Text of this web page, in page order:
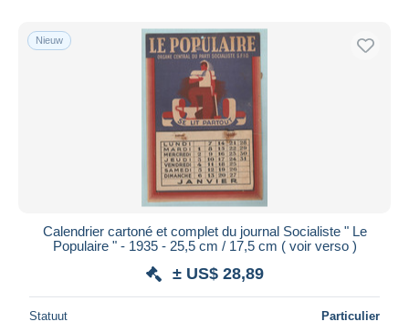
Gratis levering
Bankoverschrijving
Mastercard
Bancontact
Maestro
Woonplaats van de verkoper
Nieuw
Calendrier cartoné et complet du journal Socialiste " Le
Populaire " - 1935 - 25,5 cm / 17,5 cm ( voir verso )
± US$ 28,89
Statuut Particulier